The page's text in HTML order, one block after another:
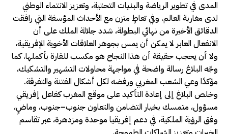
المدى في تطوير الرياضة والبنيات التحتية، وتعزيز الانتماء الوطني
لدى مغاربة العالم. وفي تعاطٍ متزن مع الأحداث المؤسفة التي رافقت
الدقائق الأخيرة من نهائي البطولة، شدد جلالة الملك على أن
الانفعال العابر لا يمكن أن يمس بجوهر العلاقات الأخوية الإفريقية،
ولا أن يحجب حقيقة أن هذا النجاح هو مكسب للقارة بأكملها. كما
وجّه البلاغ رسالة واضحة في مواجهة محاولات التشهير والتشكيك،
مؤكدًا وعي الشعب المغربي ورفضه لكل أشكال الفتنة والتفرقة.
وخلص البلاغ إلى إعادة التأكيد على موقع المغرب كفاعل إفريقي
مسؤول، متمسك بخيار التضامن والتعاون جنوب–جنوب، وماضٍ،
وفق الرؤية الملكية، في دعم إفريقيا موحدة ومزدهرة، عبر تقاسم